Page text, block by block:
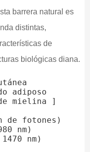
barrera natural es
distintas,
de
biológicas diana.
adiposo
mielina ]
nm)